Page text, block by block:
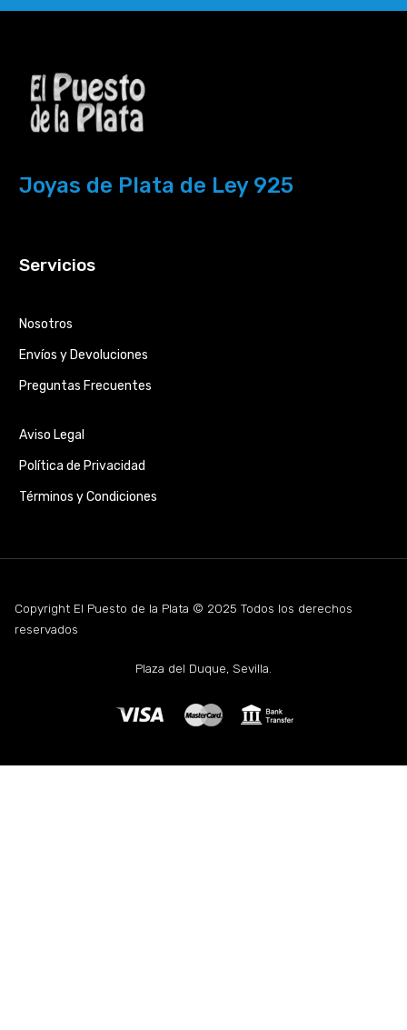
Joyas de Plata de Ley 925
Servicios
Nosotros
Envíos y Devoluciones
Preguntas Frecuentes
Aviso Legal
Política de Privacidad
Términos y Condiciones
Copyright El Puesto de la Plata © 2025 Todos los derechos
reservados
Plaza del Duque, Sevilla.